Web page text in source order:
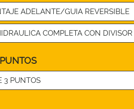
ADELANTE/GUIA REVERSIBLE
COMPLETA CON
3 PUNTOS